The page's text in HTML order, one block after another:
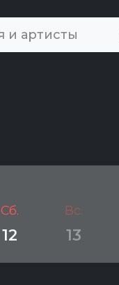
Сб.
12
Вс.
13